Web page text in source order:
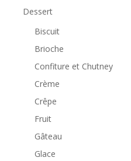
Dessert
Biscuit
Brioche
Confiture et Chutney
Crème
Crêpe
Fruit
Gâteau
Glace